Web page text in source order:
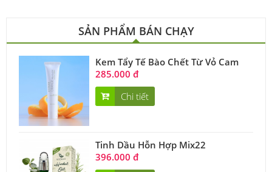
SẢN PHẨM BÁN CHẠY
Kem Tẩy Tế Bào Chết Từ Vỏ Cam
285.000 đ
Chi tiết
Tinh Dầu Hỗn Hợp Mix22
396.000 đ